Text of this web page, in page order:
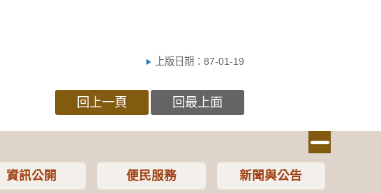
上版日期：87-01-19
回上一頁 回最上面
資訊公開 便民服務 新聞與公告